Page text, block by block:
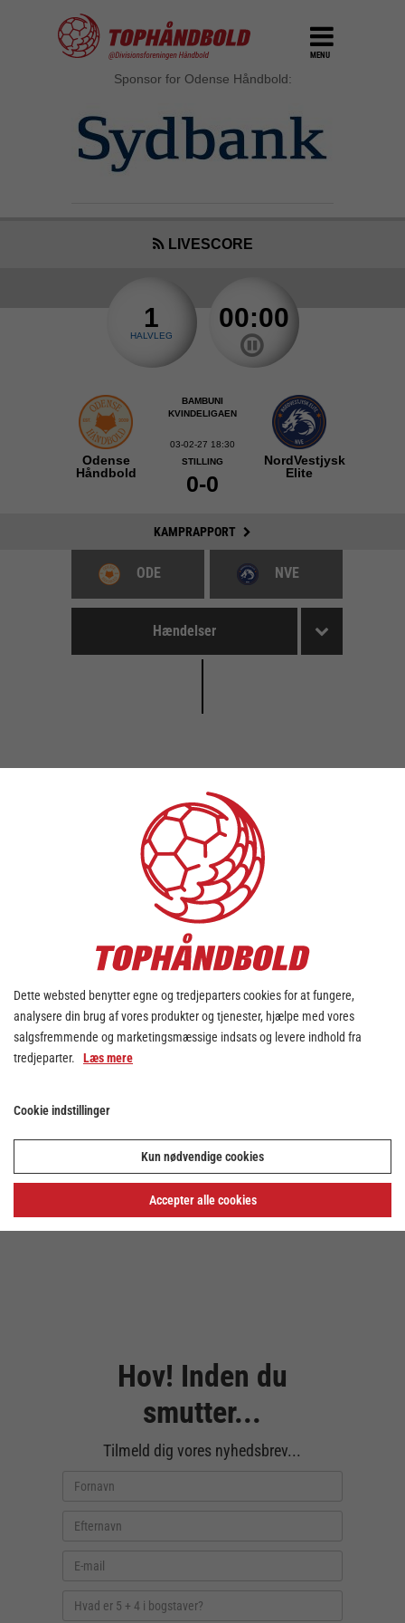
MENU
Sponsor for Odense Håndbold:
LIVESCORE
1
HALVLEG
00:00
Odense
Håndbold
BAMBUNI
KVINDELIGAEN
03-02-27 18:30
STILLING
0-0
NordVestjysk
Elite
KAMPRAPPORT
ODE NVE
Hændelser
Hov! Inden du
smutter...
Tilmeld dig vores nyhedsbrev...
Dette websted benytter egne og tredjeparters cookies for at fungere,
analysere din brug af vores produkter og tjenester, hjælpe med vores
salgsfremmende og marketingsmæssige indsats og levere indhold fra
tredjeparter. Læs mere
Cookie indstillinger
Kun nødvendige cookies
Accepter alle cookies